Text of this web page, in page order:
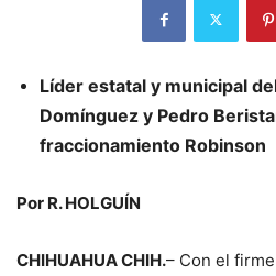
Líder estatal y municipal
Domínguez y Pedro
fraccionamiento Robinson
Por R. HOLGUÍN
CHIHUAHUA CHIH.– Con el